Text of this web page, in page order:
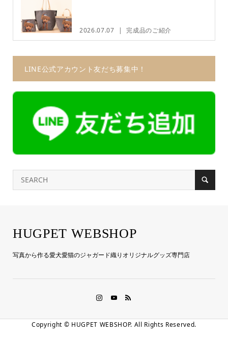
2026.07.07 完成品のご紹介
LINE公式アカウント友だち募集中！
HUGPET WEBSHOP
写真から作る愛犬愛猫のジャガード織りオリジナルグッズ専門店
Copyright © HUGPET WEBSHOP. All Rights Reserved.